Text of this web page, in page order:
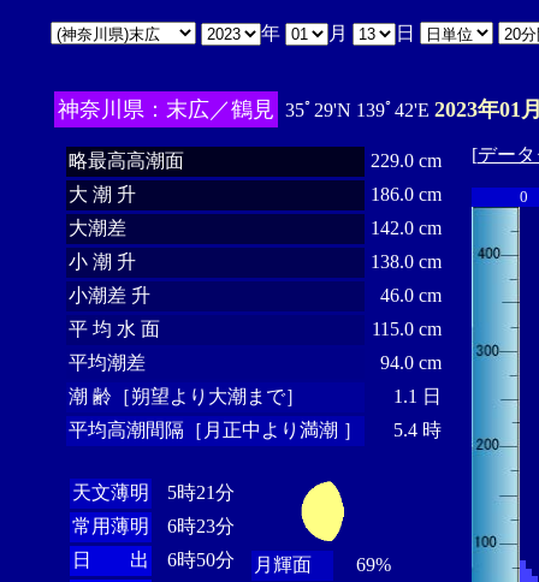
年 月 日
神奈川県：末広／鶴見 35ﾟ29'N 139ﾟ42'E 2023年01
略最高高潮面
229.0 cm
大 潮 升
186.0 cm
大潮差
142.0 cm
小 潮 升
138.0 cm
小潮差 升
46.0 cm
平 均 水 面
115.0 cm
平均潮差
94.0 cm
潮 齢［朔望より大潮まで］
1.1 日
平均高潮間隔［月正中より満潮 ］
5.4 時
天文薄明
5時21分
常用薄明
6時23分
日 出
6時50分
月輝面
69%
[デー
0